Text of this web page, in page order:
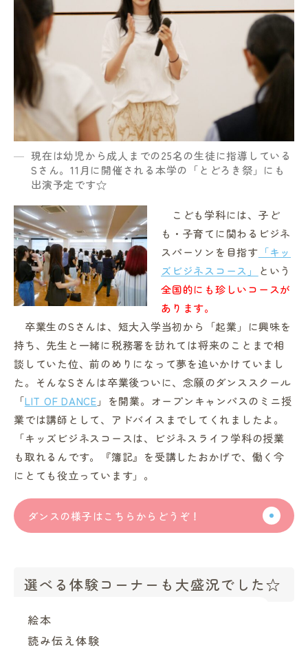
現在は幼児から成人までの25名の生徒に指導している
Sさん。11月に開催される本学の「とどろき祭」にも
出演予定です☆
こども学科には、子ど
も・子育てに関わるビジネ
スパーソンを目指す 「キッ
ズビジネスコース」
という
全国的にも珍しいコースが
あります。
卒業生のSさんは、短大入学当初から「起業」に興味を
持ち、先生と一緒に税務署を訪れては将来のことまで相
談していた位、前のめりになって夢を追いかけていまし
た。そんなSさんは卒業後ついに、念願のダンススクール
「LIT OF DANCE 」を開業。オープンキャンパスのミニ授
業では講師として、アドバイスまでしてくれましたよ。
「キッズビジネスコースは、ビジネスライフ学科の授業
も取れるんです。『簿記』を受講したおかげで、働く今
にとても役立っています」。
ダンスの様子はこちらからどうぞ！
選べる体験コーナーも大盛況でした☆
絵本
読み伝え体験